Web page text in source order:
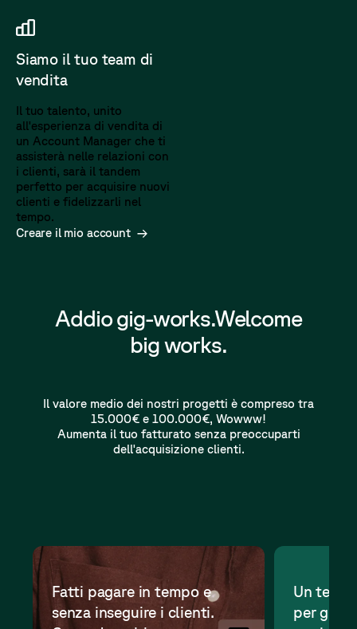
Siamo il tuo team di
vendita
Il tuo talento, unito
all'esperienza di vendita di
un Account Manager che ti
assisterà nelle relazioni con
i clienti, sarà il tandem
perfetto per acquisire nuovi
clienti e fidelizzarli nel
tempo.
Creare il mio account
Addio gig-works.Welcome
big works.
Il valore medio dei nostri progetti è compreso tra
15.000€ e 100.000€, Wowww!
Aumenta il tuo fatturato senza preoccuparti
dell'acquisizione clienti.
Fatti pagare in tempo e
senza inseguire i clienti.
Un team
per